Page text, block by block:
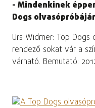
- Mindenkinek
Dogs
Urs Widmer: Top
rendező sokat vár a
várható. Bemutató: